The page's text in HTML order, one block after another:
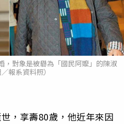
，對象是被礜為「國民阿嬤」的陳淑
報系資料照）
，享壽80歲，他近年來因